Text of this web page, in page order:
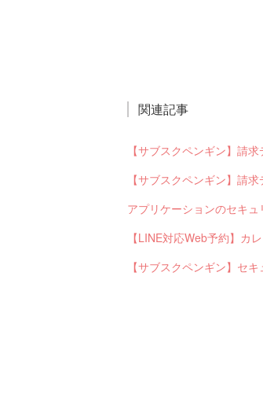
関連記事
アプリケーションのセキ
【LINE対応Web予約】カ
【サブスクペンギン】セ